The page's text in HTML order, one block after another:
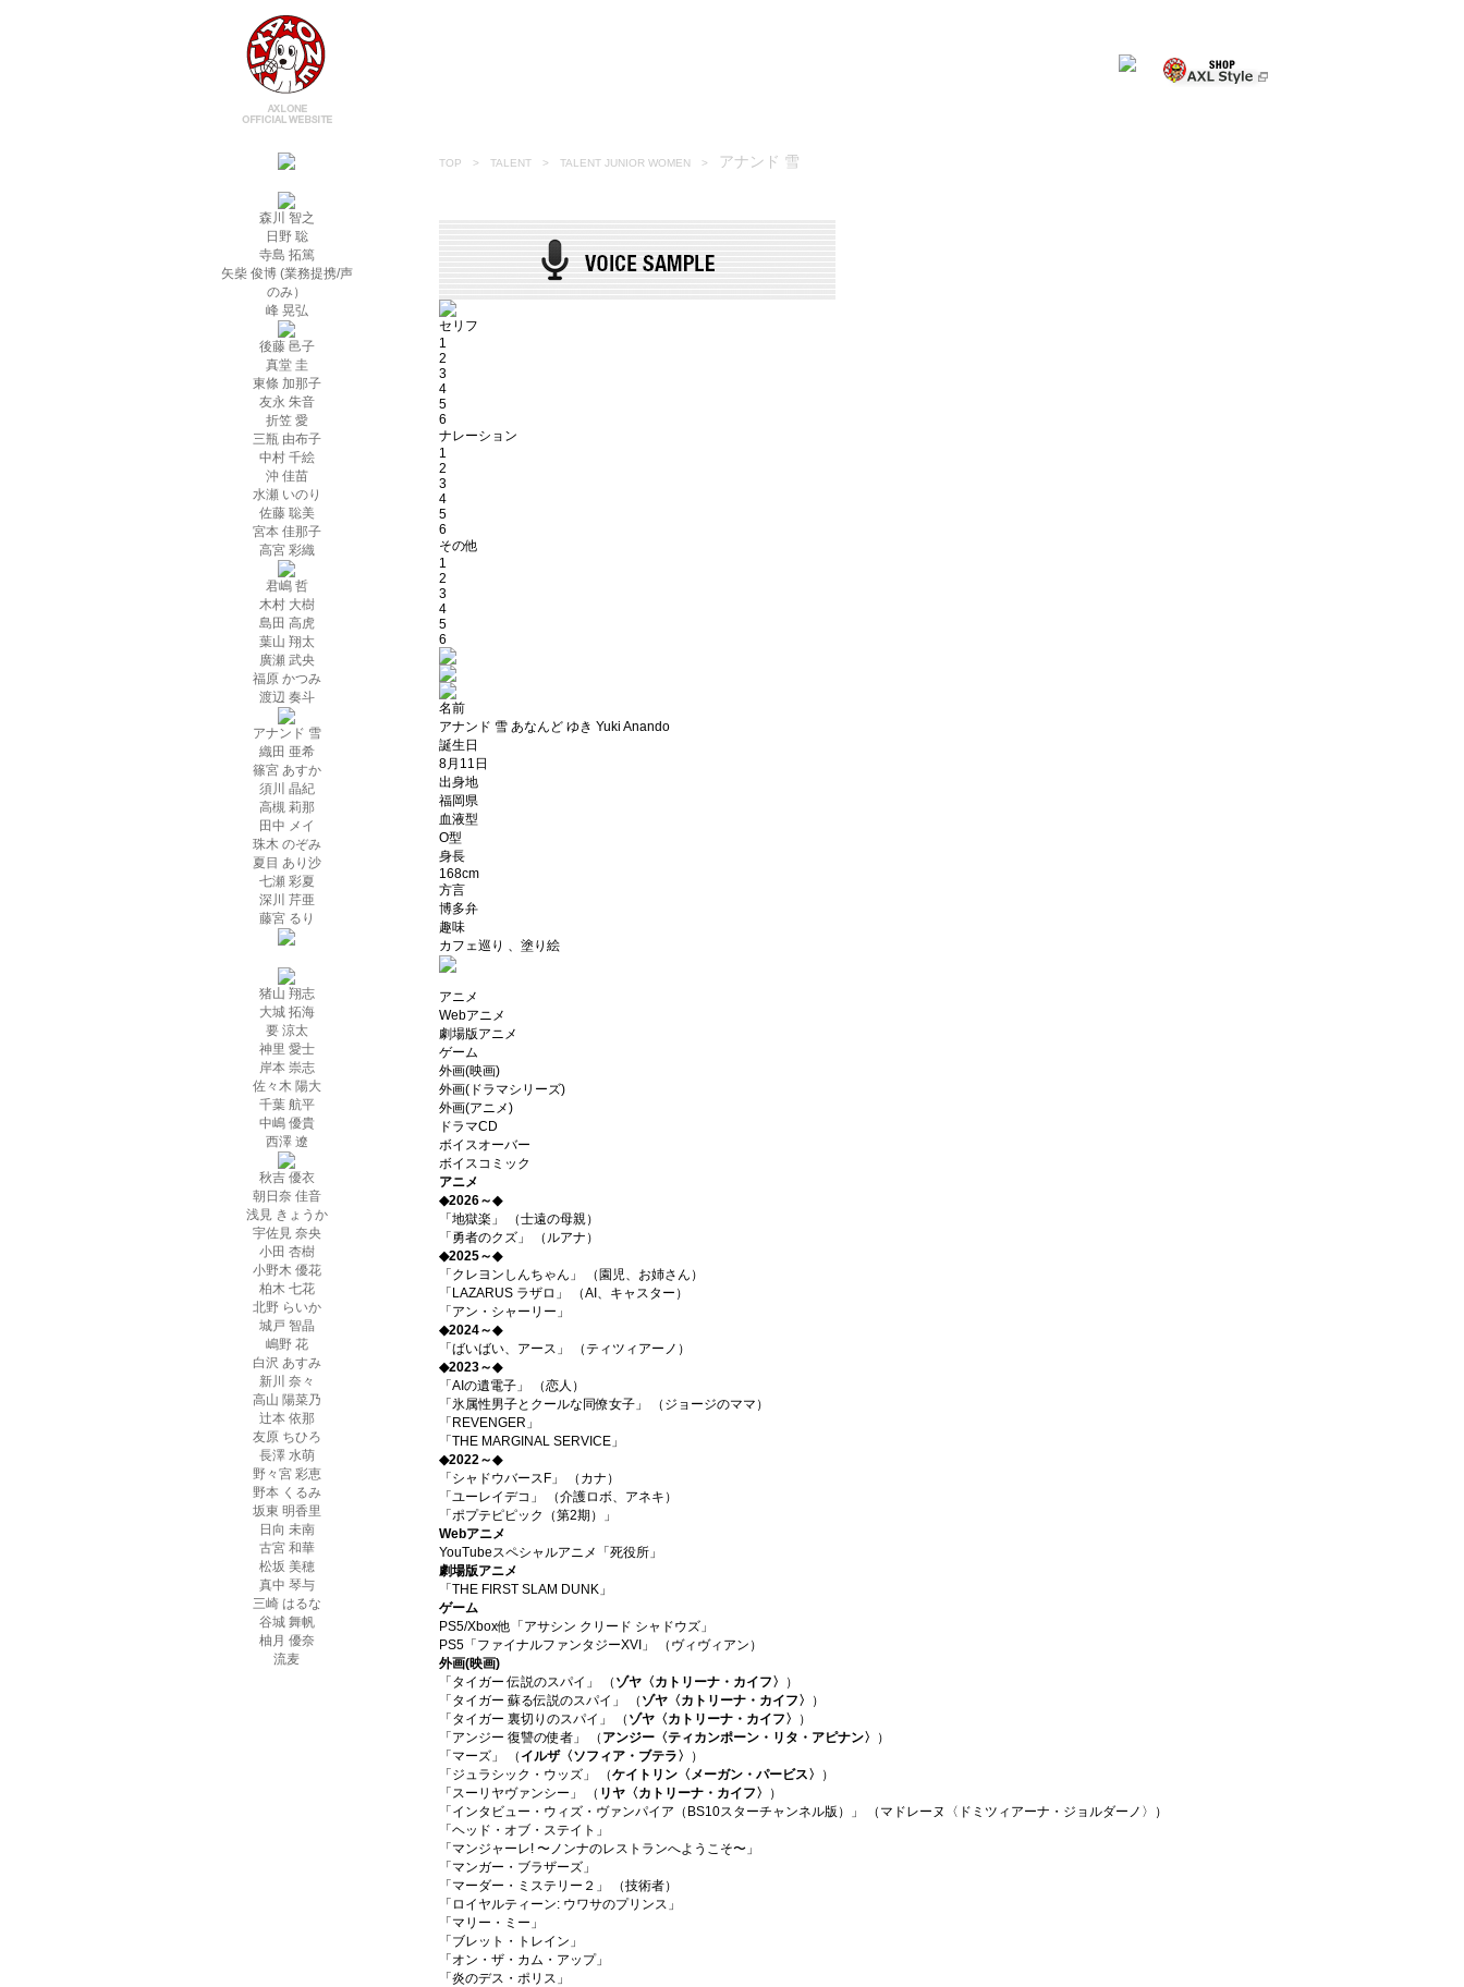
HOME
TOP > TALENT > TALENT JUNIOR WOMEN > アナンド 雪
セリフ
1
2
3
4
5
6
ナレーション
1
2
3
4
5
6
その他
1
2
3
4
5
6
名前
アナンド 雪 あなんど ゆき Yuki Anando
誕生日
8月11日
出身地
福岡県
血液型
O型
身長
168cm
方言
博多弁
趣味
カフェ巡り 、塗り絵
アニメ
Webアニメ
劇場版アニメ
ゲーム
外画(映画)
外画(ドラマシリーズ)
外画(アニメ)
ドラマCD
ボイスオーバー
ボイスコミック
アニメ
◆2026～◆
「地獄楽」 （士遠の母親）
「勇者のクズ」 （ルアナ）
◆2025～◆
「クレヨンしんちゃん」 （園児、お姉さん）
「LAZARUS ラザロ」 （AI、キャスター）
「アン・シャーリー」
◆2024～◆
「ばいばい、アース」 （ティツィアーノ）
◆2023～◆
「AIの遺電子」 （恋人）
「氷属性男子とクールな同僚女子」 （ジョージのママ）
「REVENGER」
「THE MARGINAL SERVICE」
◆2022～◆
「シャドウバースF」 （カナ）
「ユーレイデコ」 （介護ロボ、アネキ）
「ポプテピピック（第2期）」
Webアニメ
YouTubeスペシャルアニメ「死役所」
劇場版アニメ
「THE FIRST SLAM DUNK」
ゲーム
PS5/Xbox他「アサシン クリード シャドウズ」
PS5「ファイナルファンタジーXVI」 （ヴィヴィアン）
外画(映画)
「タイガー 伝説のスパイ」 （ ゾヤ〈カトリーナ・カイフ〉
）
「タイガー 蘇る伝説のスパイ」 （ ゾヤ〈カトリーナ・カイフ〉
）
「タイガー 裏切りのスパイ」 （ ゾヤ〈カトリーナ・カイフ〉
）
「アンジー 復讐の使者」 （ アンジー〈ティカンポーン・リタ・アピナン〉
）
「マーズ」 （ イルザ〈ソフィア・ブテラ〉
）
「ジュラシック・ウッズ」 （ケイトリン〈メーガン・パービス〉
）
「スーリヤヴァンシー」 （ リヤ〈カトリーナ・カイフ〉
）
「インタビュー・ウィズ・ヴァンパイア（BS10スターチャンネル版）」 （マドレーヌ〈ドミツィアーナ・ジョルダーノ〉）
「ヘッド・オブ・ステイト」
「マンジャーレ! 〜ノンナのレストランへようこそ〜」
「マンガー・ブラザーズ」
「マーダー・ミステリー２」 （技術者）
「ロイヤルティーン: ウワサのプリンス」
「マリー・ミー」
「ブレット・トレイン」
「オン・ザ・カム・アップ」
「炎のデス・ポリス」
森川 智之
日野 聡
寺島 拓篤
矢柴 俊博 (業務提携/声
のみ）
峰 晃弘
後藤 邑子
真堂 圭
東條 加那子
友永 朱音
折笠 愛
三瓶 由布子
中村 千絵
沖 佳苗
水瀬 いのり
佐藤 聡美
宮本 佳那子
高宮 彩織
君嶋 哲
木村 大樹
島田 高虎
葉山 翔太
廣瀬 武央
福原 かつみ
渡辺 奏斗
アナンド 雪
織田 亜希
篠宮 あすか
須川 晶紀
高槻 莉那
田中 メイ
珠木 のぞみ
夏目 あり沙
七瀬 彩夏
深川 芹亜
藤宮 るり
猪山 翔志
大城 拓海
要 涼太
神里 愛士
岸本 崇志
佐々木 陽大
千葉 航平
中嶋 優貴
西澤 遼
秋吉 優衣
朝日奈 佳音
浅見 きょうか
宇佐見 奈央
小田 杏樹
小野木 優花
柏木 七花
北野 らいか
城戸 智晶
嶋野 花
白沢 あすみ
新川 奈々
高山 陽菜乃
辻本 依那
友原 ちひろ
長澤 水萌
野々宮 彩恵
野本 くるみ
坂東 明香里
日向 未南
古宮 和華
松坂 美穂
真中 琴与
三崎 はるな
谷城 舞帆
柚月 優奈
流麦